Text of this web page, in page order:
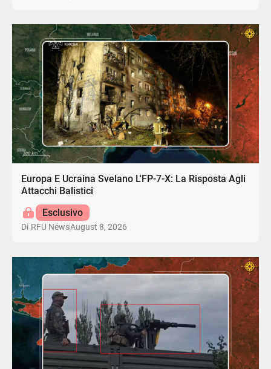
Europa E Ucraina Svelano L'FP-7-X: La Risposta Agli
Attacchi Balistici
Esclusivo
Di RFU NewsAugust 8, 2026